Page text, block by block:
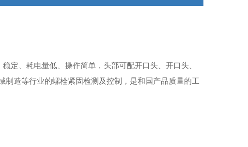
定、耗电量低、操作简单，头部可配开口头、开口头、
制造等行业的螺栓紧固检测及控制，是和国产品质量的工